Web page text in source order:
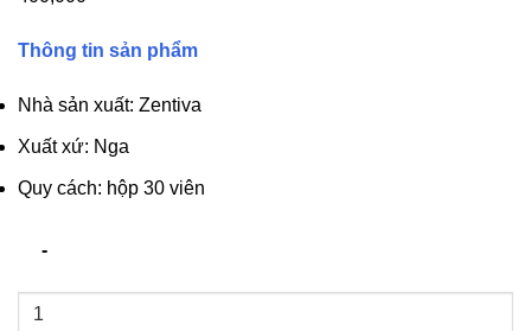
Thông tin sản phẩm
Nhà sản xuất: Zentiva
Xuất xứ: Nga
Quy cách: hộp 30 viên
Vitamin